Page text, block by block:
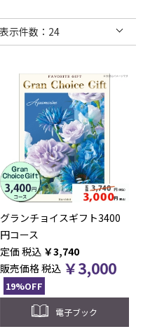
グランチョイスギフト3400
円コース
税込 ￥3,740
販売価格税込 ￥3,000
19%OFF
電子ブック